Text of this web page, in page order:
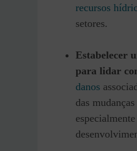
recursos
setores.
Estabelecer
para lidar
danos
das